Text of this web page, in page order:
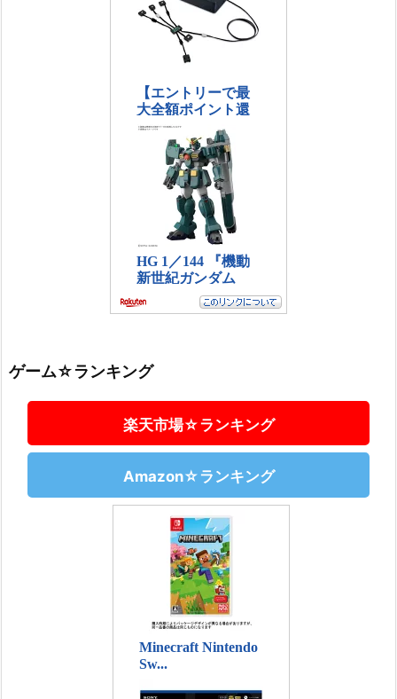
ゲーム☆ランキング
楽天市場☆ランキング
Amazon☆ランキング